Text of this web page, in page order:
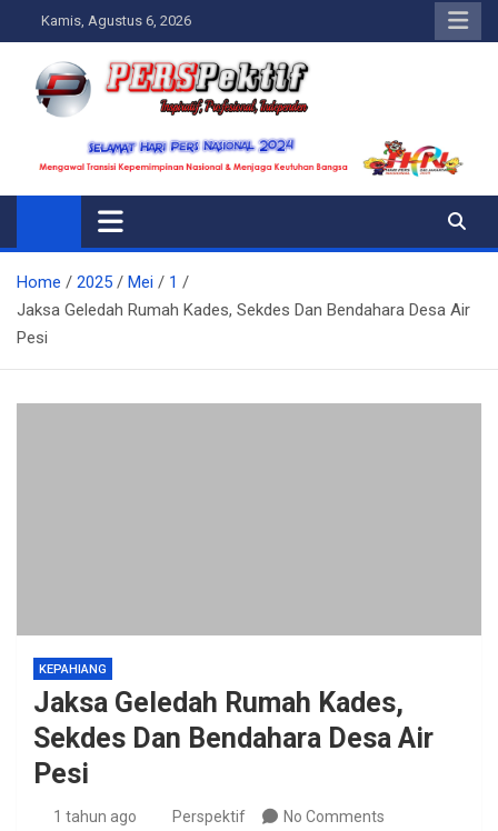
to
content
Kamis, Agustus 6, 2026
Perspektif.today
Ispiratif Profesional Independen
Home 2025 Mei
1
Jaksa Geledah Rumah Kades, Sekdes Dan Bendahara Desa Air
Pesi
KEPAHIANG
Jaksa Geledah Rumah Kades,
Sekdes Dan Bendahara Desa Air
Pesi
1 tahun ago Perspektif No Comments